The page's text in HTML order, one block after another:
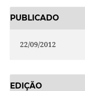
PUBLICADO
22/09/2012
EDIÇÃO